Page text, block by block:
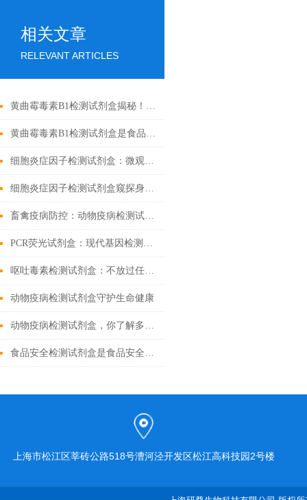
相关文章
RELEVANT ARTICLES
黄曲霉毒素B1检测试剂盒揭秘！精准锁定隐患
黄曲霉毒素B1检测试剂盒是食品安全的新工具
细胞炎症因子检测试剂盒：微观战场里的“情报解码器”
细胞炎症因子检测试剂盒窥探身体内部的战争
畜禽疫病防控：动物疫病检测试剂盒的核心作用
PCR荧光试剂盒：现代基因检测的得力助手
呕吐毒素检测试剂盒：不放过任何微量毒素隐患
动物疫病检测试剂盒守护生命健康
动物疫病检测试剂盒，你了解多少？
食品安全检测试剂盒是食品安全领域的重要工具
上海市松江区莘砖公路518号漕河泾开发区松江高科技园2号楼